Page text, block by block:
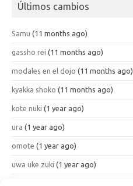
Últimos cambios
Samu (11 months ago)
gassho rei (11 months ago)
modales en el dojo (11 months ago)
kyakka shoko (11 months ago)
kote nuki (1 year ago)
ura (1 year ago)
omote (1 year ago)
uwa uke zuki (1 year ago)